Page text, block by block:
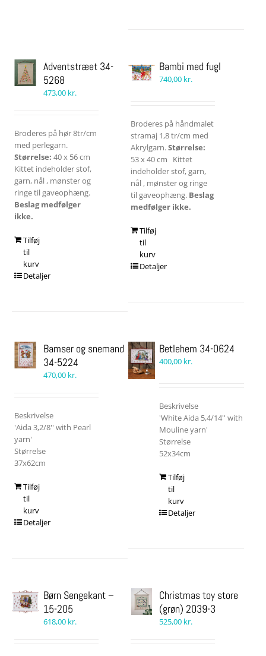
Adventstræet 34-
5268
473,00 kr.
Broderes på hør 8tr/cm
med perlegarn.
Størrelse: 40 x 56 cm
Kittet indeholder stof,
garn, nål , mønster og
ringe til gaveophæng.
Beslag medfølger
ikke.
Tilføj
til
kurv
Detaljer
Bambi med fugl
740,00 kr.
Broderes på håndmalet
stramaj 1,8 tr/cm med
Akrylgarn.Størrelse:
53 x 40 cm Kittet
indeholder stof, garn,
nål , mønster og ringe
til gaveophæng. Beslag
medfølger ikke.
Tilføj
til
kurv
Detaljer
Bamser og snemand
34-5224
470,00 kr.
Beskrivelse
'Aida 3,2/8'' with Pearl
yarn'
Størrelse
37x62cm
Tilføj
til
kurv
Detaljer
Betlehem 34-0624
400,00 kr.
Beskrivelse
'White Aida 5,4/14'' with
Mouline yarn'
Størrelse
52x34cm
Tilføj
til
kurv
Detaljer
Børn Sengekant –
15-205
618,00 kr.
Christmas toy store
(grøn) 2039-3
525,00 kr.